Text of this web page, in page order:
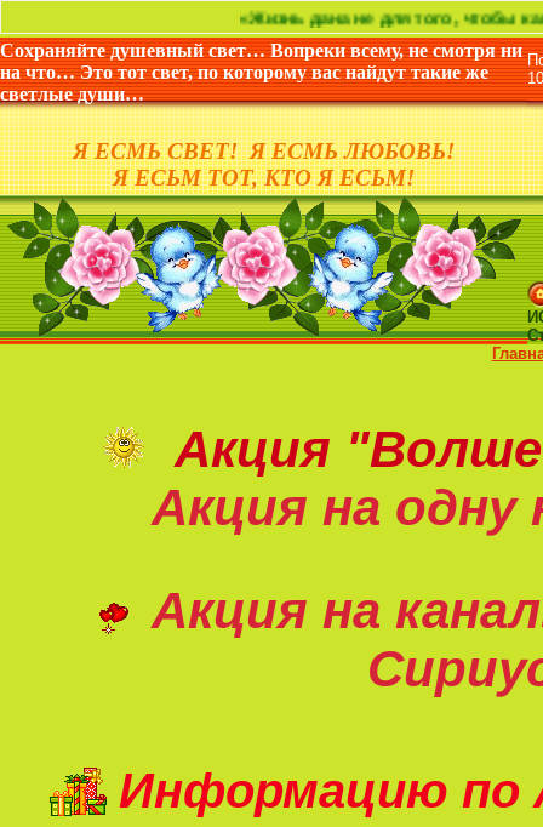
«Жизнь дана не для того, чтобы как-нибудь
Сохраняйте душевный свет… Вопреки всему, не смотря ни
на что… Это тот свет, по которому вас найдут такие же
светлые души…
Я ЕСМЬ СВЕТ! Я ЕСМЬ ЛЮБОВЬ!
Я ЕСЬМ ТОТ, КТО Я ЕСЬМ!
Акция
Акция на одну
Акция на
Информацию по